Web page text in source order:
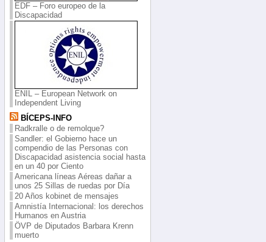
EDF – Foro europeo de la
Discapacidad
ENIL – European Network on
Independent Living
BÍCEPS-INFO
Radkralle o de remolque?
Sandler: el Gobierno hace un
compendio de las Personas con
Discapacidad asistencia social hasta
en un 40 por Ciento
Americana líneas Aéreas dañar a
unos 25 Sillas de ruedas por Día
20 Años kobinet de mensajes
Amnistía Internacional: los derechos
Humanos en Austria
ÖVP de Diputados Barbara Krenn
muerto